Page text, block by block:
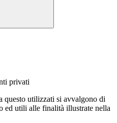
privati
questo utilizzati si avvalgono di
ed utili alle finalità illustrate nella